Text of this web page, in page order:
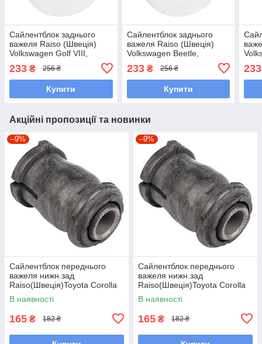
Сайлентблок заднього
важеля Raiso (Швеція)
Volkswagen Golf VIII,
Фольксваген Гольф 8 #RL-
1K0541D UAQRNNY7
233 ₴ 256 ₴
Купити
Сайлентблок заднього
важеля Raiso (Швеція)
Volkswagen Beetle,
Фольксваген Бітл 17- #RL-
1K0541D UAPDBJB7
233₴ 256 ₴
Купити
233
Акційні пропозиції та новинки
–9%
Сайлентблок переднього
важеля нижн.зад
Raiso(Швеція)Toyota Corolla
Station Wagon, Королла#RL-
486120H UAUVYGN7
В наявності
165 ₴ 182 ₴
–9%
Сайлентблок переднього
важеля нижн.зад
Raiso(Швеція)Toyota Corolla
Compact,Тойота
Королла#RL-486120H
В наявності
165 ₴ 182 ₴